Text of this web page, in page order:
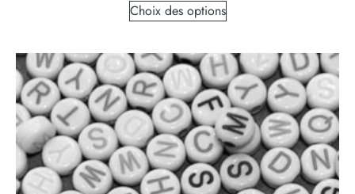
Choix des options